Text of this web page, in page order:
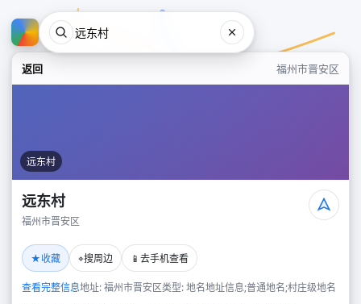
返回 福州市晋安区
远东村
远东村
福州市晋安区
★收藏 ⌖搜周边 📱 去手机查看
查看完整信息地址: 福州市晋安区类型: 地名地址信息;普通地名;村庄级地名